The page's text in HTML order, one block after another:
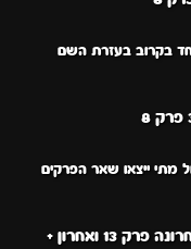
על זה נעלה את פרקים 9-10 ביחד בקרוב בעזרת השם
מתי ייצאו שאר הפרקים
גולדן קמואי העונה האחרונה פרק 13 ואחרון +